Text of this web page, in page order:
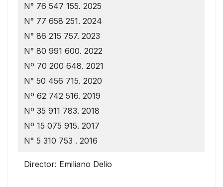
N° 76 547 155. 2025
N° 77 658 251. 2024
N° 86 215 757. 2023
N° 80 991 600. 2022
Nº 70 200 648. 2021
N° 50 456 715. 2020
Nº 62 742 516. 2019
Nº 35 911 783. 2018
Nº 15 075 915. 2017
N° 5 310 753 . 2016
Director: Emiliano Delio